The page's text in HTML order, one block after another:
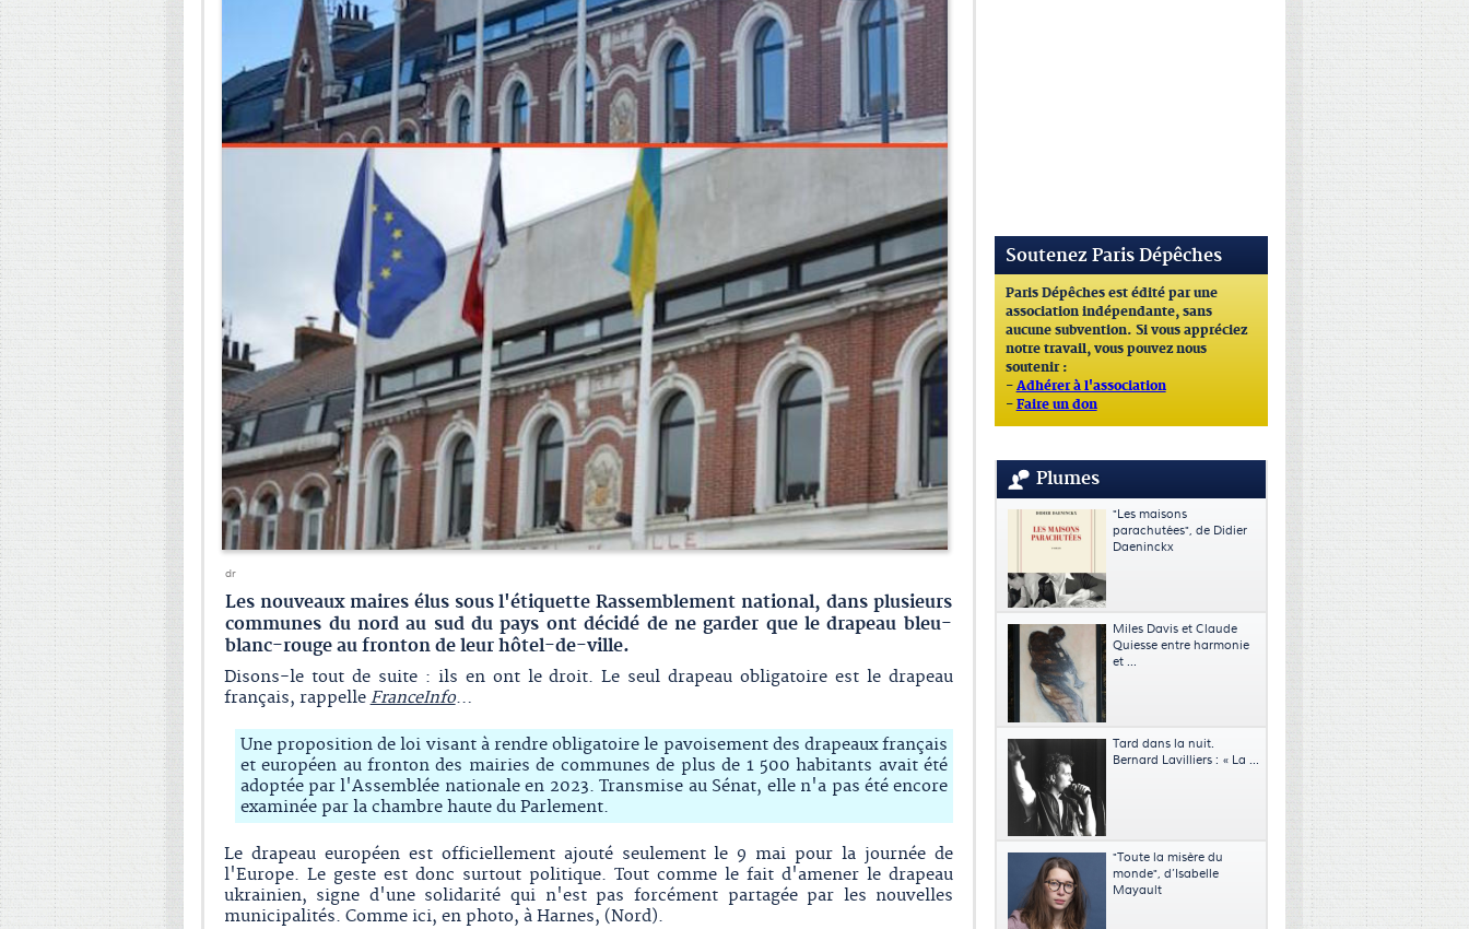
dr
Les nouveaux maires élus sous l'étiquette Rassemblement national, dans plusieurs
communes du nord au sud du pays ont décidé de ne garder que le drapeau bleu-
blanc-rouge au fronton de leur hôtel-de-ville.
Disons-le tout de suite : ils en ont le droit. Le seul drapeau obligatoire est le drapeau
français, rappelle FranceInfo…
Une proposition de loi visant à rendre obligatoire le pavoisement des drapeaux français
et européen au fronton des mairies de communes de plus de 1 500 habitants avait été
adoptée par l'Assemblée nationale en 2023. Transmise au Sénat, elle n'a pas été encore
examinée par la chambre haute du Parlement.
Le drapeau européen est officiellement ajouté seulement le 9 mai pour la journée de
l'Europe. Le geste est donc surtout politique. Tout comme le fait d'amener le drapeau
ukrainien, signe d'une solidarité qui n'est pas forcément partagée par les nouvelles
municipalités. Comme ici, en photo, à Harnes, (Nord).
Soutenez Paris Dépêches
Paris Dépêches est édité par une
association indépendante, sans
aucune subvention. Si vous appréciez
notre travail, vous pouvez nous
soutenir :
- Adhérer à l'association
- Faire un don
Plumes
"Les maisons
parachutées", de Didier
Daeninckx
Miles Davis et Claude
Quiesse entre harmonie
et ...
Tard dans la nuit.
Bernard Lavilliers : « La ...
"Toute la misère du
monde", d’Isabelle
Mayault